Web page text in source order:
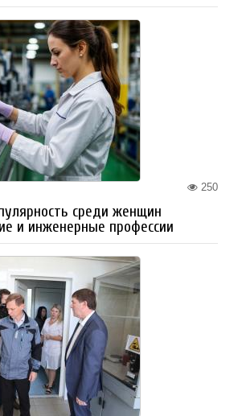
250
среди женщин
и инженерные профессии